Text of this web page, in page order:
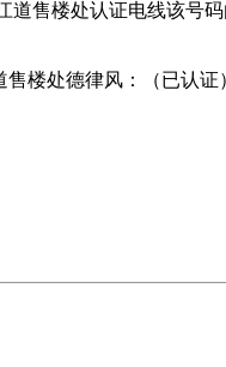
售楼处认证电线该号码
楼处德律风：（已认证